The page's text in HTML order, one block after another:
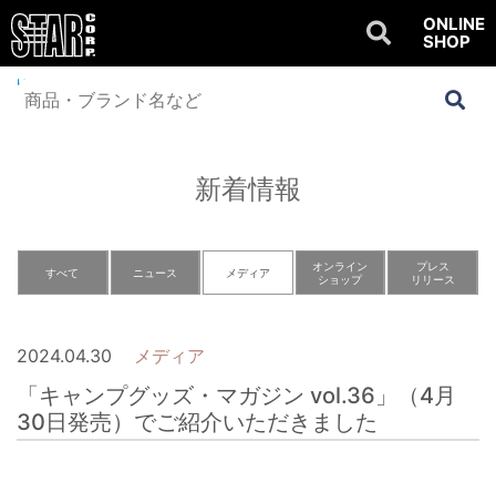
ONLINE
SHOP
Home
日発売）でご紹介いただきました
新着情報
すべて ニュース メディア
オンライン
ショップ
プレス
リリース
2024.04.30 メディア
「キャンプグッズ・マガジン vol.36」（4月
30日発売）でご紹介いただきました